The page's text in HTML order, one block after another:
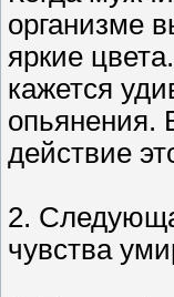
организме
яркие
кажется
опьянения.
действие
2.
чувства